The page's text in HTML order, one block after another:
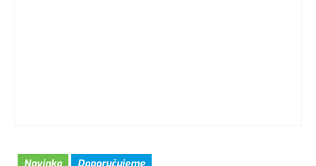
Novinka Doporučujeme